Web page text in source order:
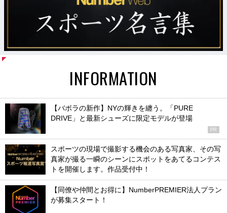
INFORMATION
【バボラの新作】NYの輝きを纏う。「PURE
DRIVE」と最新シューズに限定モデルが登場
PR
スポーツの現場で撮影する機会のある写真家、その写
真家が撮る一瞬のシーンにスポットをあてるコンテス
トを開催します。作品受付中！
【同僚や仲間とお得に】NumberPREMIER法人プラン
が募集スタート！